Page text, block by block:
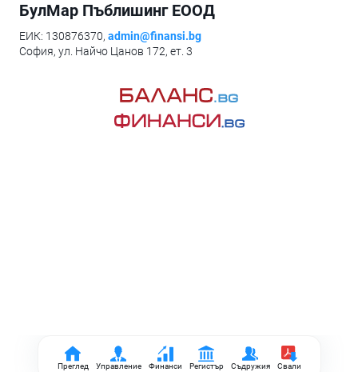
Преглед Управление Финанси Регистър Съдружия Свали
БулМар Пъблишинг ЕООД
ЕИК: 130876370, admin@finansi.bg
София, ул. Найчо Цанов 172, ет. 3